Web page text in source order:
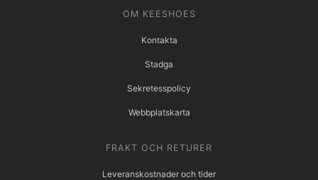
OM KEESHOES
Kontakta
Stadga
Sekretesspolicy
Webbplatskarta
FRAKT OCH RETURER
Leveranskostnader och tider